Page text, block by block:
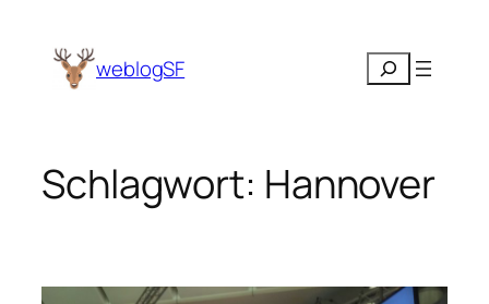
Inhalt
springen weblogSF Suchen
Schlagwort: Hannover